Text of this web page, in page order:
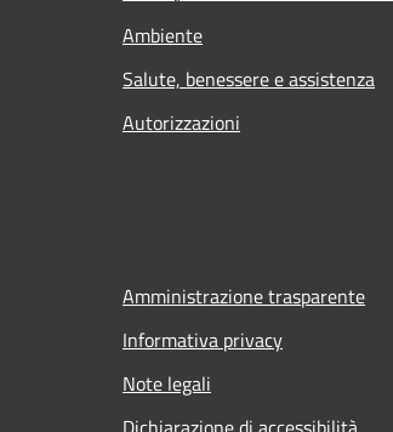
Ambiente
Salute, benessere e assistenza
Autorizzazioni
Amministrazione trasparente
Informativa privacy
Note legali